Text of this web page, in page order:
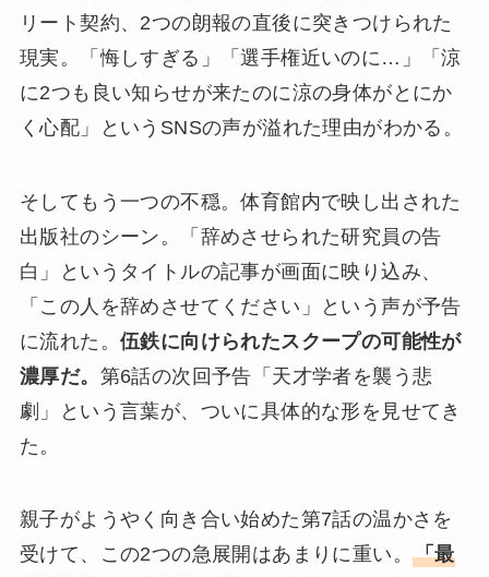
リート契約、2つの朗報の直後に突きつけられた
現実。「悔しすぎる」「選手権近いのに…」「涼
に2つも良い知らせが来たのに涼の身体がとにか
く心配」というSNSの声が溢れた理由がわかる。
そしてもう一つの不穏。体育館内で映し出された
出版社のシーン。「辞めさせられた研究員の告
白」というタイトルの記事が画面に映り込み、
「この人を辞めさせてください」という声が予告
に流れた。 伍鉄に向けられたスクープの可能性が
濃厚だ。 第6話の次回予告「天才学者を襲う悲
劇」という言葉が、ついに具体的な形を見せてき
た。
親子がようやく向き合い始めた第7話の温かさを
受けて、この2つの急展開はあまりに重い。 「最